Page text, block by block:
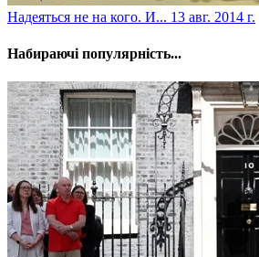
Надеяться не на кого. И... 13 авг. 2014 г.
Набираючі популярність...